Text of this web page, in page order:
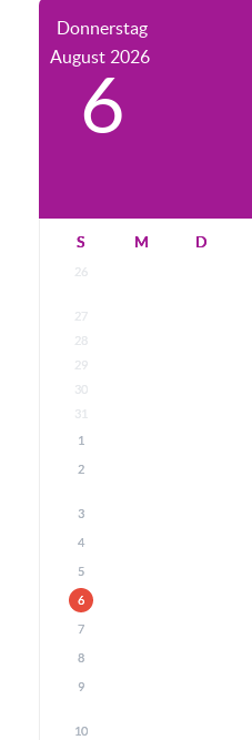
Donnerstag
August 2026
6
S M D
26
27
28
29
30
31
1
2
3
4
5
6
7
8
9
10